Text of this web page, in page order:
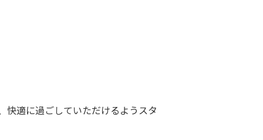
快適に過ごしていただけるようスタ